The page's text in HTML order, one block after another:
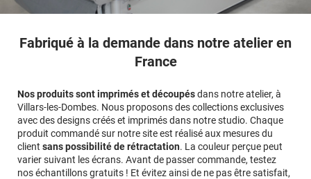
Fabriqué à la demande dans notre atelier en
France
Nos produits sont imprimés et découpésdans notre atelier, à
Villars-les-Dombes. Nous proposons des collections exclusives
avec des designs créés et imprimés dans notre studio. Chaque
produit commandé sur notre site est réalisé aux mesures du
client sans possibilité de rétractation. La couleur perçue peut
varier suivant les écrans. Avant de passer commande, testez
nos échantillons gratuits ! Et évitez ainsi de ne pas être satisfait,